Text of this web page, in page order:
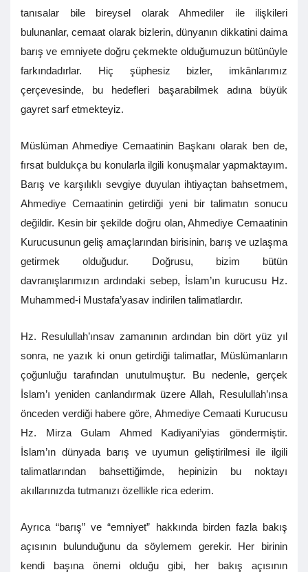
tanısalar bile bireysel olarak Ahmediler ile ilişkileri
bulunanlar, cemaat olarak bizlerin, dünyanın dikkatini daima
barış ve emniyete doğru çekmekte olduğumuzun bütünüyle
farkındadırlar. Hiç şüphesiz bizler, imkânlarımız
çerçevesinde, bu hedefleri başarabilmek adına büyük
gayret sarf etmekteyiz.
Müslüman Ahmediye Cemaatinin Başkanı olarak ben de,
fırsat buldukça bu konularla ilgili konuşmalar yapmaktayım.
Barış ve karşılıklı sevgiye duyulan ihtiyaçtan bahsetmem,
Ahmediye Cemaatinin getirdiği yeni bir talimatın sonucu
değildir. Kesin bir şekilde doğru olan, Ahmediye Cemaatinin
Kurucusunun geliş amaçlarından birisinin, barış ve uzlaşma
getirmek olduğudur. Doğrusu, bizim bütün
davranışlarımızın ardındaki sebep, İslam’ın kurucusu Hz.
Muhammed-i Mustafa’yasav indirilen talimatlardır.
Hz. Resulullah’ınsav zamanının ardından bin dört yüz yıl
sonra, ne yazık ki onun getirdiği talimatlar, Müslümanların
çoğunluğu tarafından unutulmuştur. Bu nedenle, gerçek
İslam’ı yeniden canlandırmak üzere Allah, Resulullah’ınsa
önceden verdiği habere göre, Ahmediye Cemaati Kurucusu
Hz. Mirza Gulam Ahmed Kadiyani’yias göndermiştir.
İslam’ın dünyada barış ve uyumun geliştirilmesi ile ilgili
talimatlarından bahsettiğimde, hepinizin bu noktayı
akıllarınızda tutmanızı özellikle rica ederim.
Ayrıca “barış” ve “emniyet” hakkında birden fazla bakış
açısının bulunduğunu da söylemem gerekir. Her birinin
kendi başına önemi olduğu gibi, her bakış açısının